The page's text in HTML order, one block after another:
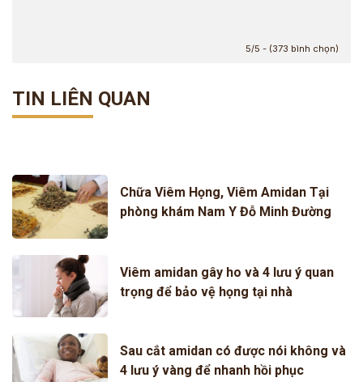
5/5 - (373 bình chọn)
TIN LIÊN QUAN
Chữa Viêm Họng, Viêm Amidan Tại
phòng khám Nam Y Đỗ Minh Đường
Viêm amidan gây ho và 4 lưu ý quan
trọng để bảo vệ họng tại nhà
Sau cắt amidan có được nói không và
4 lưu ý vàng để nhanh hồi phục